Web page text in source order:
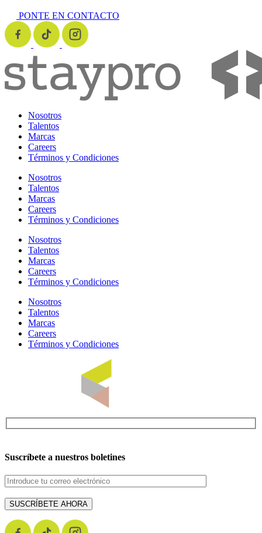
PONTE EN CONTACTO
Nosotros
Talentos
Marcas
Careers
Términos y Condiciones
Nosotros
Talentos
Marcas
Careers
Términos y Condiciones
Nosotros
Talentos
Marcas
Careers
Términos y Condiciones
Nosotros
Talentos
Marcas
Careers
Términos y Condiciones
Suscríbete a nuestros boletines